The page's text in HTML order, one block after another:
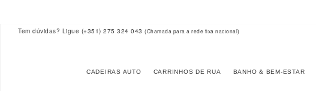
Tem dúvidas? Ligue (+351) 275 324 043 (Chamada para a rede fixa nacional)
CADEIRAS AUTO CARRINHOS DE RUA BANHO & BEM-ESTAR